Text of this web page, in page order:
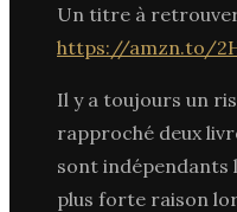
Un titre à
https://amzn.to/
Il y a toujours un
rapproché deux
sont indépendants
plus forte raison